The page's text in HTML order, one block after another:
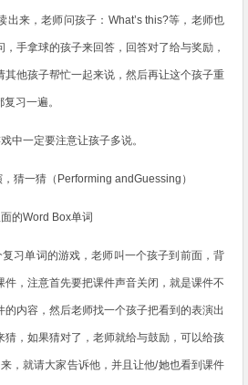
出来，老师问孩子： What’s this?等，老师也
手拿球的孩子来回答，回答对了给与奖励，
他孩子帮忙一起来说，然后再让这个孩子重
习一遍。
中一定要注意让孩子多说。
猜一猜（ Performing andGuessing ）
的Word Box单词
习单词的游戏，老师叫一个孩子到前面，背
，注意首先要把课件声音关闭，就是课件不
内容，然后老师找一个孩子把看到的表演出
，如果猜对了，老师就给与鼓励，可以给孩
，就请大家告诉他，并且让他/她也看到课件